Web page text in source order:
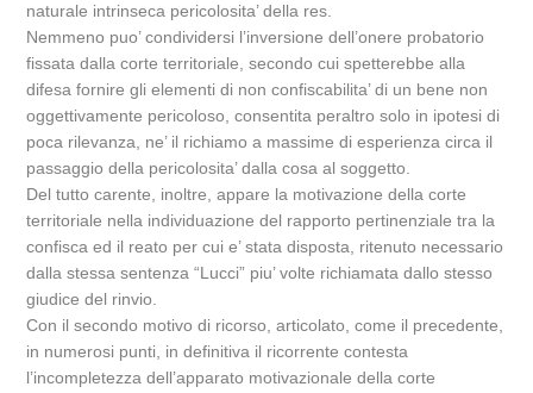
naturale intrinseca pericolosita’ della res.
Nemmeno puo’ condividersi l’inversione dell’onere probatorio
fissata dalla corte territoriale, secondo cui spetterebbe alla
difesa fornire gli elementi di non confiscabilita’ di un bene non
oggettivamente pericoloso, consentita peraltro solo in ipotesi di
poca rilevanza, ne’ il richiamo a massime di esperienza circa il
passaggio della pericolosita’ dalla cosa al soggetto.
Del tutto carente, inoltre, appare la motivazione della corte
territoriale nella individuazione del rapporto pertinenziale tra la
confisca ed il reato per cui e’ stata disposta, ritenuto necessario
dalla stessa sentenza “Lucci” piu’ volte richiamata dallo stesso
giudice del rinvio.
Con il secondo motivo di ricorso, articolato, come il precedente,
in numerosi punti, in definitiva il ricorrente contesta
l’incompletezza dell’apparato motivazionale della corte